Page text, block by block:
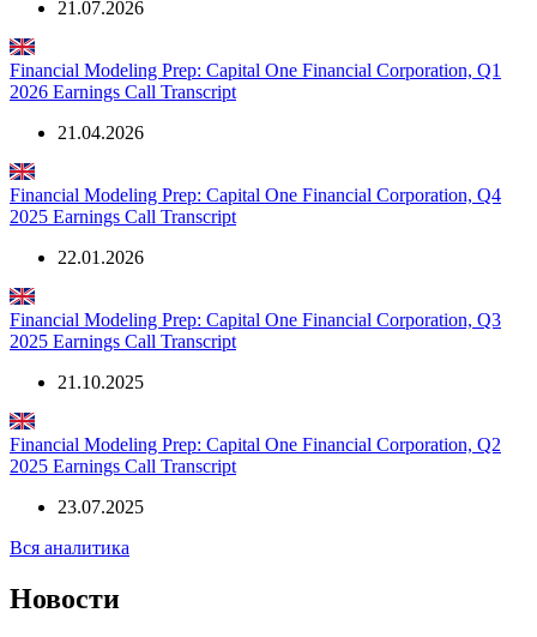
21.07.2026
Financial Modeling Prep: Capital One Financial Corporation, Q1
2026 Earnings Call Transcript
21.04.2026
Financial Modeling Prep: Capital One Financial Corporation, Q4
2025 Earnings Call Transcript
22.01.2026
Financial Modeling Prep: Capital One Financial Corporation, Q3
2025 Earnings Call Transcript
21.10.2025
Financial Modeling Prep: Capital One Financial Corporation, Q2
2025 Earnings Call Transcript
23.07.2025
Вся аналитика
Новости